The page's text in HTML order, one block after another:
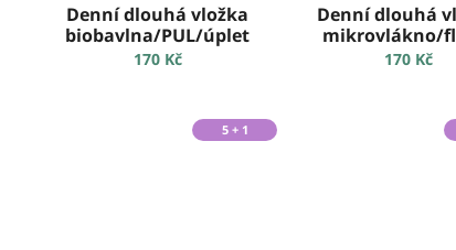
Denní dlouhá vložka
biobavlna/PUL/úplet
170 Kč
Denní dlouhá
mikrovlákno/
170 Kč
5 + 1